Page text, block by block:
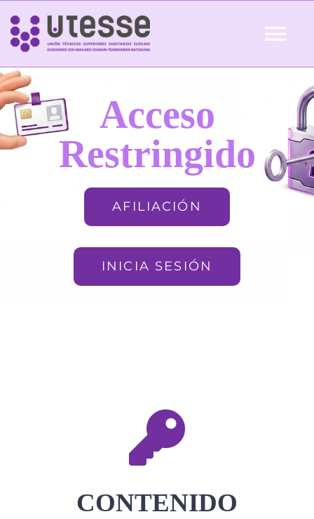
Skip
content
Inicio
QUIÉNES SOMOS Acceso
Restringido
AFILIACIÓN
INICIA SESIÓN
CONTENIDO